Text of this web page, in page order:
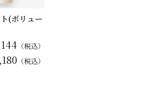
(ボリュー
（税込）
（税込）